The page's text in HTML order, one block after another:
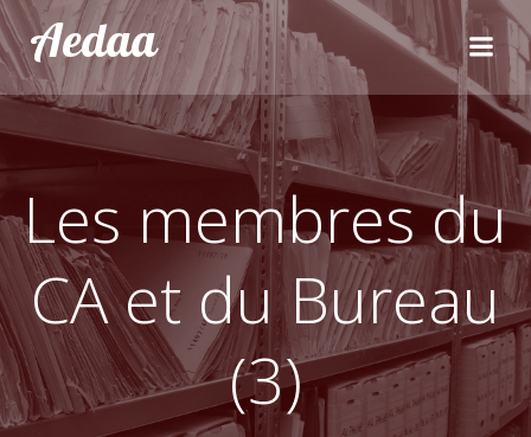
Aller
au
contenu
Aedaa
Les membres du
CA et du Bureau
(3)